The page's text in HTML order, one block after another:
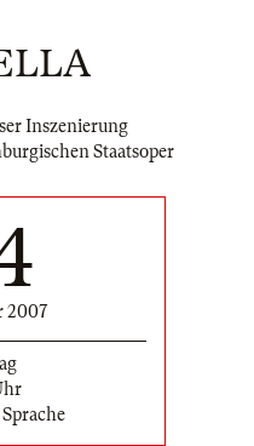
Inszenierung
Staatsoper
2007